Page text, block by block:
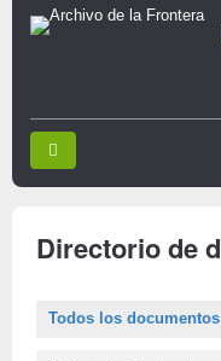
Directorio de
Todos los documentos